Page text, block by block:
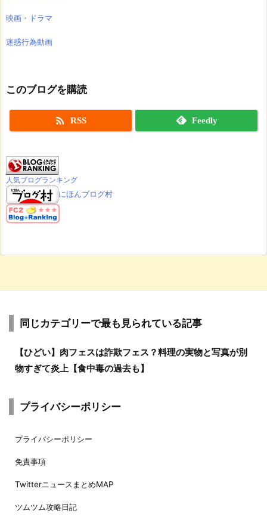
映画・ドラマ
迷惑行為動画
このブログを購読
 RSS Feedly
人気ブログランキング
にほんブログ村
同じカテゴリーで最も見られている記事
【ひどい】肉フェスは詐欺フェス？料理の実物と写真が別
物すぎて炎上【食中毒の過去も】
プライバシーポリシー
プライバシーポリシー
免責事項
TwitterニュースまとめMAP
ツムツム攻略日記